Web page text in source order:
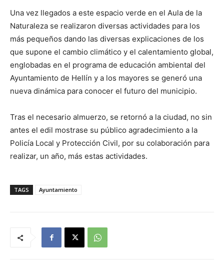
Una vez llegados a este espacio verde en el Aula de la
Naturaleza se realizaron diversas actividades para los
más pequeños dando las diversas explicaciones de los
que supone el cambio climático y el calentamiento global,
englobadas en el programa de educación ambiental del
Ayuntamiento de Hellín y a los mayores se generó una
nueva dinámica para conocer el futuro del municipio.
Tras el necesario almuerzo, se retornó a la ciudad, no sin
antes el edil mostrase su público agradecimiento a la
Policía Local y Protección Civil, por su colaboración para
realizar, un año, más estas actividades.
TAGS Ayuntamiento